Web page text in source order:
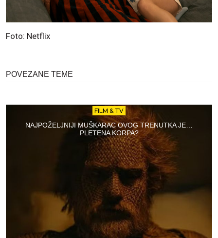
Foto: Netflix
POVEZANE TEME
FILM & TV
NAJPOŽELJNIJI MUŠKARAC OVOG TRENUTKA JE…
PLETENA KORPA?